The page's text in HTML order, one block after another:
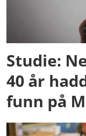
Studie:
40 år
funn på